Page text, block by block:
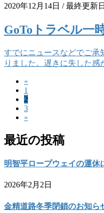
2020年12月14日 / 最終更新
GoToトラベル一
すでにニュースなどでご承
りました。遅きに失した
ペ
ー
ジ
送
«
固
定
ペ
ー
ジ
1
固
定
ペ
ジ
2
固
定
ー
3
»
最近の投稿
明智平ロープウェイの運休
2026年2月2日
金精道路冬季閉鎖のお知ら